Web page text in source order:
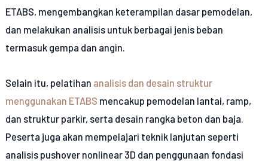
ETABS, mengembangkan keterampilan dasar pemodelan,
dan melakukan analisis untuk berbagai jenis beban
termasuk gempa dan angin.
Selain itu, pelatihan analisis dan desain struktur
menggunakan ETABS mencakup pemodelan lantai, ramp,
dan struktur parkir, serta desain rangka beton dan baja.
Peserta juga akan mempelajari teknik lanjutan seperti
analisis pushover nonlinear 3D dan penggunaan fondasi